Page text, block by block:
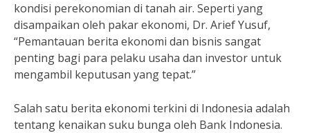
kondisi perekonomian di tanah air. Seperti yang
disampaikan oleh pakar ekonomi, Dr. Arief Yusuf,
“Pemantauan berita ekonomi dan bisnis sangat
penting bagi para pelaku usaha dan investor untuk
mengambil keputusan yang tepat.”
Salah satu berita ekonomi terkini di Indonesia adalah
tentang kenaikan suku bunga oleh Bank Indonesia.